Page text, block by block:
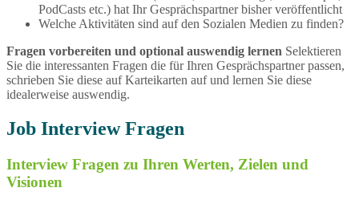
PodCasts etc.) hat Ihr Gesprächspartner bisher veröffentlicht
Welche Aktivitäten sind auf den Sozialen Medien zu finden?
Fragen vorbereiten und optional auswendig lernen Selektieren
Sie die interessanten Fragen die für Ihren Gesprächspartner passen,
schrieben Sie diese auf Karteikarten auf und lernen Sie diese
idealerweise auswendig.
Job Interview Fragen
Interview Fragen zu Ihren Werten, Zielen und
Visionen